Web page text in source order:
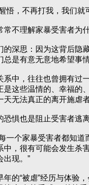
，不再打我，我们就
理解家暴受害者为什
思：因为这背后隐
是有意无意地希望事
，往往也曾拥有过
是这些温情的、幸福的
无法真正的离开施虐者
也是阻止受害者逃离
个家暴受害者都知道
中，很有可能会发生杀
出现。”
“被虐”经历与体验，